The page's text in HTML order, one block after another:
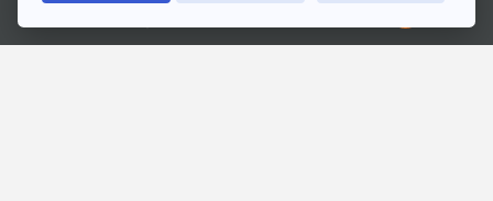
Ⓒ 2020 องค์การกระจายเสียงและแพร่ภาพสาธารณะแห่งประเทศไทย